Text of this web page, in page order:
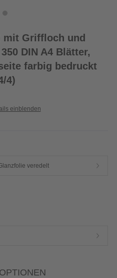
mit Griffloch und
DIN A4 Blätter,
farbig bedruckt
4)
einblenden
veredelt